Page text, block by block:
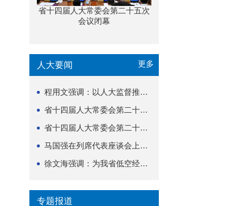
省十四届人大常委会第二十五次
会议闭幕
人大要闻 更多
程用文强调：以人大监督推动科技金融高质量发展
省十四届人大常委会第二十五次会议闭幕
省十四届人大常委会第二十五次会议举行
马国强在列席代表座谈会上强调 以精准履职筑牢荆楚...
徐文海强调：为我省低空经济高质量发展提供法治支撑
专题报道